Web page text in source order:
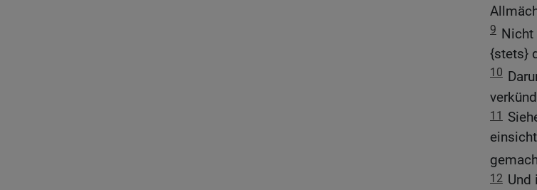
9 Nicht
{stets}
10
11
12 Und